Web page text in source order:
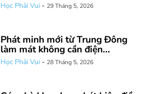
Học Phải Vui - 29 Tháng 5, 2026
Phát minh mới từ Trung Đông
làm mát không cần điện...
Học Phải Vui - 28 Tháng 5, 2026